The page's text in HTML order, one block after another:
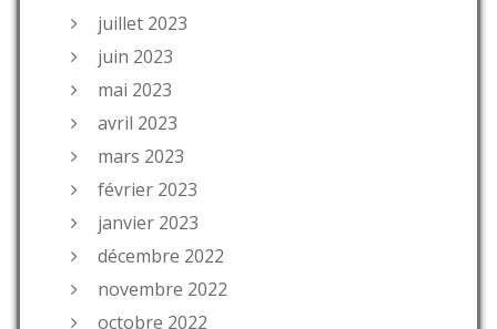
juillet 2023
juin 2023
mai 2023
avril 2023
mars 2023
février 2023
janvier 2023
décembre 2022
novembre 2022
octobre 2022